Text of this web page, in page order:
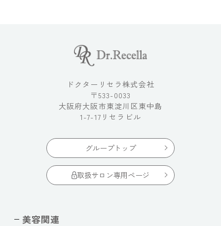
ドクターリセラ株式会社
〒533-0033
大阪府大阪市東淀川区東中島
1-7-17リセラビル
グループトップ
取扱サロン専用ページ
美容関連